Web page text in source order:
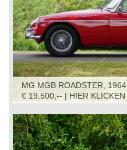
MG MGB ROADSTER, 1964
€ 19.500,-- | HIER KLICKEN